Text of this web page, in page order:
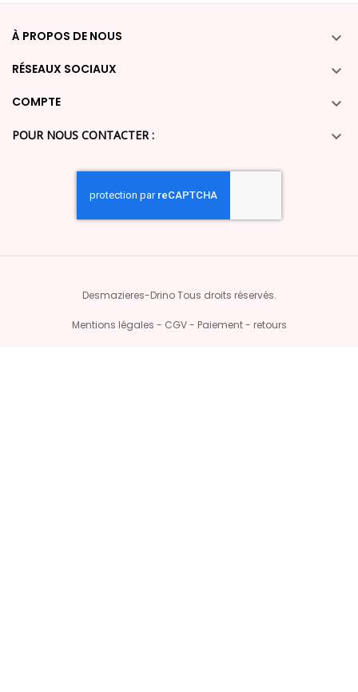
À PROPOS DE NOUS 
RÉSEAUX SOCIAUX 
COMPTE 
POUR NOUS CONTACTER : 
Desmazieres-Drino Tous droits réservés.
Mentions légales - CGV - Paiement - retours